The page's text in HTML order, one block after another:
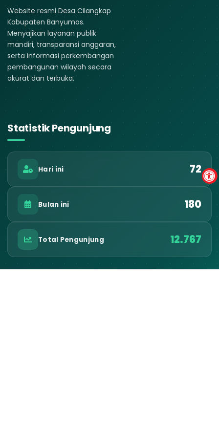
Website resmi Desa Cilangkap
Kabupaten Banyumas.
Menyajikan layanan publik
mandiri, transparansi anggaran,
serta informasi perkembangan
pembangunan wilayah secara
akurat dan terbuka.
Statistik Pengunjung
Hari ini 72
Bulan ini 180
Total Pengunjung 12.767